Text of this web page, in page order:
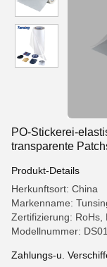
PO-Stickerei-
transparente
Produkt-Details
Herkunftsort: China
Markenname:
Zertifizierung: RoHs,
Modellnummer:
Zahlungs-u.